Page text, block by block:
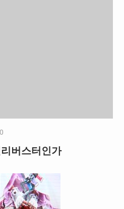
0
버스터인가